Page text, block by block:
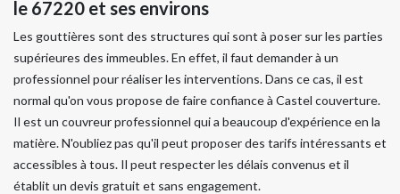
le 67220 et ses environs
Les gouttières sont des structures qui sont à poser sur les parties
supérieures des immeubles. En effet, il faut demander à un
professionnel pour réaliser les interventions. Dans ce cas, il est
normal qu'on vous propose de faire confiance à Castel couverture.
Il est un couvreur professionnel qui a beaucoup d'expérience en la
matière. N'oubliez pas qu'il peut proposer des tarifs intéressants et
accessibles à tous. Il peut respecter les délais convenus et il
établit un devis gratuit et sans engagement.